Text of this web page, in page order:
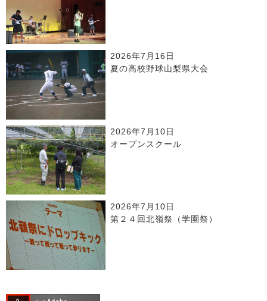
2026年7月16日
夏の高校野球山梨県大会
2026年7月10日
オープンスクール
2026年7月10日
第２４回北嶺祭（学園祭）